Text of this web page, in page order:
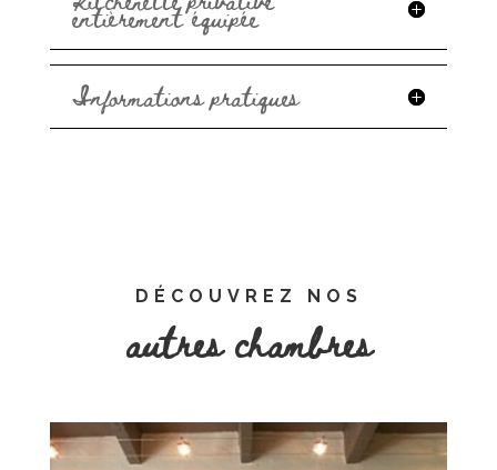
entièrement équipée
Informations pratiques
DÉCOUVREZ NOS
autres chambres